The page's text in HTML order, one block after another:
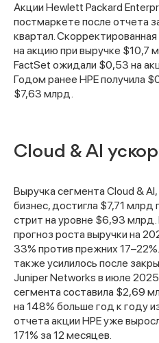
Акции Hewlett Packard
постмаркете после отчета
квартал.
на акцию при выручке $10,7
FactSet ожидали $0,53 на
Годом ранее HPE получила
$7,63 млрд.
Cloud & AI
Выручка сегмента Cloud &
бизнес, достигла $7,71
стрит на уровне $6,93 млрд.
прогноз роста выручки на
33% против прежних
также усилилось после
Juniper Networks в июле
сегмента составила $2,69
на 148% больше год к году
отчета акции HPE уже
171% за 12 месяцев.